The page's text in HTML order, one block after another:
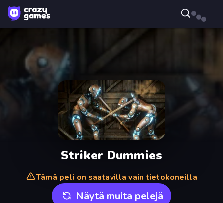
Striker Dummies
Tämä peli on saatavilla vain tietokoneilla
Näytä muita pelejä